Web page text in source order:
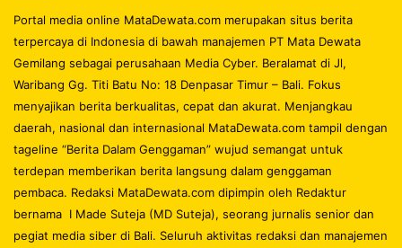
Portal media online MataDewata.com merupakan situs berita
terpercaya di Indonesia di bawah manajemen PT Mata Dewata
Gemilang sebagai perusahaan Media Cyber. Beralamat di Jl,
Waribang Gg. Titi Batu No: 18 Denpasar Timur – Bali. Fokus
menyajikan berita berkualitas, cepat dan akurat. Menjangkau
daerah, nasional dan internasional MataDewata.com tampil dengan
tageline “Berita Dalam Genggaman” wujud semangat untuk
terdepan memberikan berita langsung dalam genggaman
pembaca. Redaksi MataDewata.com dipimpin oleh Redaktur
bernama I Made Suteja (MD Suteja), seorang jurnalis senior dan
pegiat media siber di Bali. Seluruh aktivitas redaksi dan manajemen